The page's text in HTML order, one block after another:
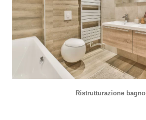
Ristrutturazione bagno